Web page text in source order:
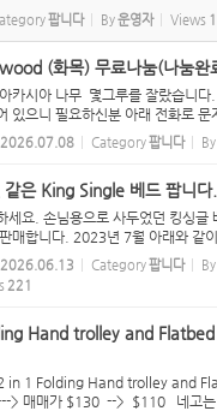
취급하지 않습니다. 도품이라고 여
팝니다 By운영자 Views
(화목) 무료나눔(나눔완
카시아 나무 몇그루를 잘랐습니
있으니 필요하신분 아래 전화로 문
다. 승용차로도 운반 할수 있을 정
2026.07.08 Category팝니다 By
같은 King Single 베드 팝니다.
세요. 손님용으로 사두었던 킹싱글
매합니다. 2023년 7월 아래와 같
수증도 있습니다. 손님이 오셔서 딱
제품 같습니다. 매트리스: Budget
2026.06.13 Category팝니다 By
221
Hand trolley and Flatbed
in 1 Folding Hand trolley and
> 매매가 $130 --> $110 네고는